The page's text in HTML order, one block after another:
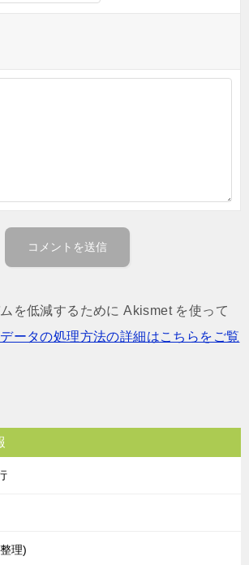
を低減するために Akismet を使って
ータの処理方法の詳細はこちらをご覧
理)